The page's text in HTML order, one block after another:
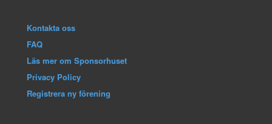
Kontakta oss
FAQ
Läs mer om Sponsorhuset
Privacy Policy
Registrera ny förening